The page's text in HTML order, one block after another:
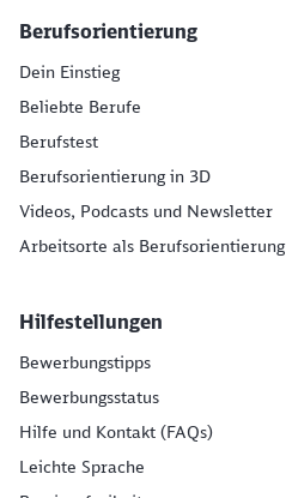
Berufsorientierung
Dein Einstieg
Beliebte Berufe
Berufstest
Berufsorientierung in 3D
Videos, Podcasts und Newsletter
Arbeitsorte als Berufsorientierung
Hilfestellungen
Bewerbungstipps
Bewerbungsstatus
Hilfe und Kontakt (FAQs)
Leichte Sprache